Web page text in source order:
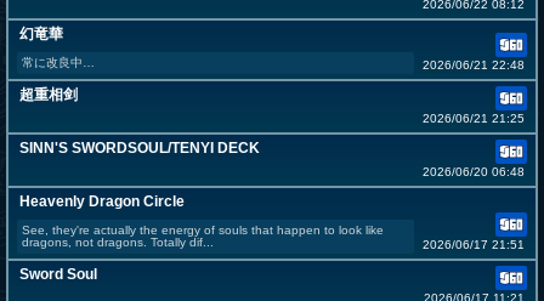
2026/06/22 08:12
幻竜華
常に改良中… 2026/06/21 22:48
超重相剑
2026/06/21 21:25
SINN'S SWORDSOUL/TENYI DECK
2026/06/20 06:48
Heavenly Dragon Circle
See, they're actually the energy of souls that happen to look like
dragons, not dragons. Totally dif...
2026/06/17 21:51
Sword Soul
2026/06/17 11:21